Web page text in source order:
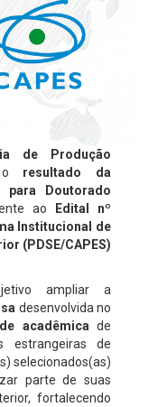
de Produção
o resultado da
para Doutorado
ao
Edital nº
Institucional de
(PDSE/CAPES)
ampliar a
desenvolvida no
acadêmicade
estrangeiras de
selecionados(as)
parte de suas
fortalecendo